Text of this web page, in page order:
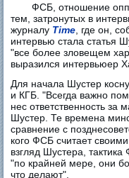
ФСБ, отношение
тем, затронутых в
журналу Time , где он,
интервью стала статья
"все более зловещем
выразился интервьюер
Для начала Шустер
и КГБ. "Всегда важно
нес ответственность за
Шустер. Те времена
сравнение с
кого ФСБ считает
взгляд Шустера,
"по крайней мере, они
что делают".